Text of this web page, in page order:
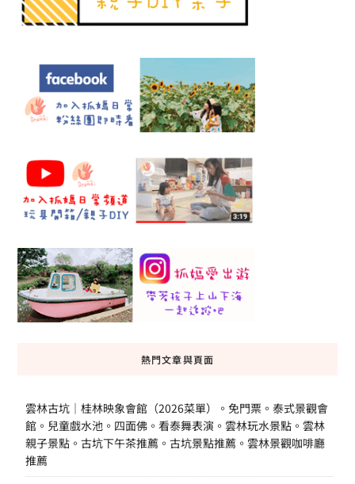
熱門文章與頁面
雲林古坑｜桂林映象會館（2026菜單）。免門票。泰式景觀會
館。兒童戲水池。四面佛。看泰舞表演。雲林玩水景點。雲林
親子景點。古坑下午茶推薦。古坑景點推薦。雲林景觀咖啡廳
推薦